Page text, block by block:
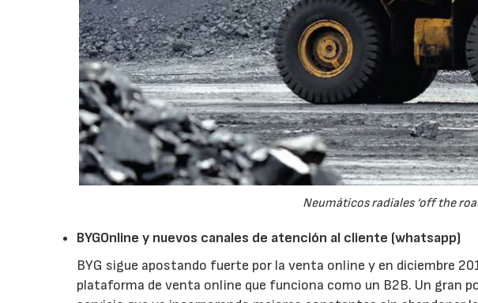
Neumáticos radiales ‘off the
BYGOnline y nuevos canales de atención al cliente (whatsapp)
BYG sigue apostando fuerte por la venta online y en diciembre
plataforma de venta online que funciona como un B2B. Un gran